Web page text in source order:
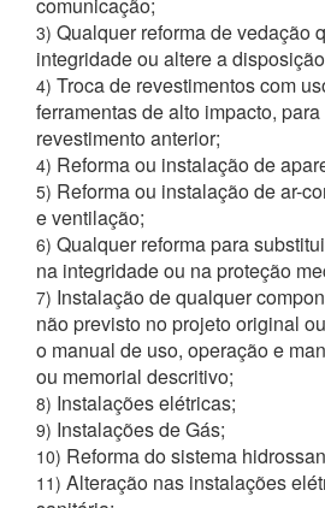
3) Qualquer reforma de vedação
integridade ou altere a
4) Troca de revestimentos com
ferramentas de alto impacto,
revestimento anterior;
4) Reforma ou instalação de
5) Reforma ou instalação de ar-
e ventilação;
6) Qualquer reforma para
na integridade ou na proteção
7) Instalação de qualquer
não previsto no projeto original
o manual de uso, operação e
ou memorial descritivo;
8) Instalações elétricas;
9) Instalações de Gás;
10) Reforma do sistema
11) Alteração nas instalações